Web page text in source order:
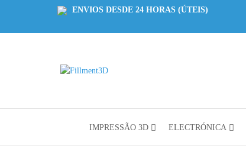
ENVIOS DESDE 24 HORAS (ÚTEIS)
3D
IMPRESSÃO 3D ELECTRÓNICA